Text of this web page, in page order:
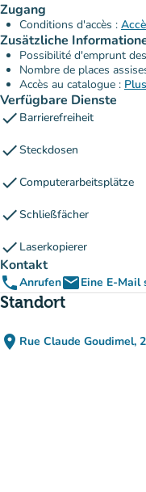
Zugang
Conditions d'accès :
Zusätzliche
Possibilité d'emprunt
Nombre de places
Accès au catalogue :
Verfügbare Dienste
check Barrierefreiheit
checkSteckdosen
checkComputerarbeitsplätze
checkSchließfächer
check Laserkopierer
Kontakt
phoneAnrufenemailEine E-Mail
Standort
place Rue Claude Goudimel,